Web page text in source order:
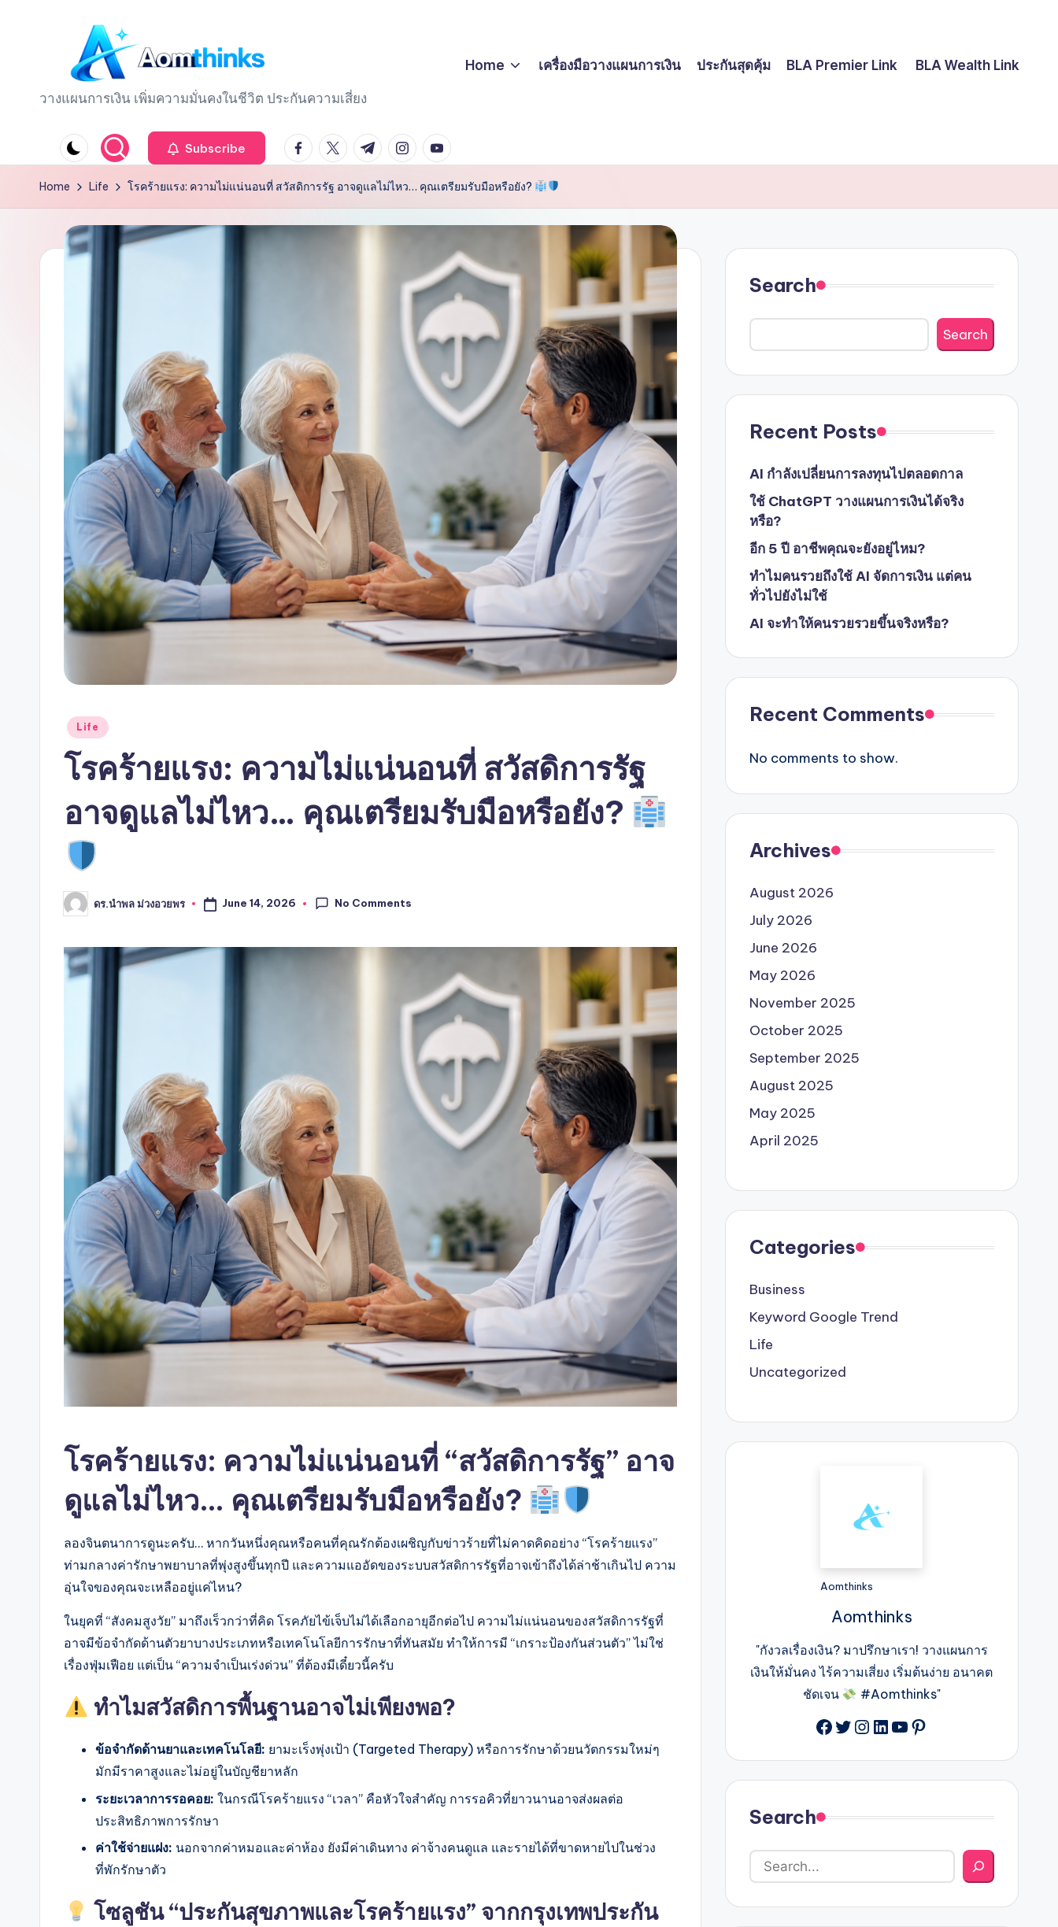
A
m
t
n
วางแผนการเงิน เพิ่มความมั่นคงในชีวิต ประกันความเสี่ยง
Home เครื่องมือวางแผนการเงิน ประกันสุดคุ้ม BLA Premier Link BLA Wealth Link
Subscribe Facebook
TwitterTelegramInstagram
Youtube
Home Life โรคร้ายแรง: ความไม่แน่นอนที่ สวัสดิการรัฐ อาจดูแลไม่ไหว… คุณเตรียมรับมือหรือยัง?
Posted
Life
โรคร้ายแรง: ความไม่แน่นอนที่ สวัสดิการรัฐ
อาจดูแลไม่ไหว… คุณเตรียมรับมือหรือยัง?
Posted
by
ดร.นำพล ม่วงอวยพร June 14, 2026 No Comments
โรคร้ายแรง: ความไม่แน่นอนที่ “สวัสดิการรัฐ” อาจ
ดูแลไม่ไหว… คุณเตรียมรับมือหรือยัง?
ลองจินตนาการดูนะครับ… หากวันหนึ่งคุณหรือคนที่คุณรักต้องเผชิญกับข่าวร้ายที่ไม่คาดคิดอย่าง “โรคร้ายแรง”
ท่ามกลางค่ารักษาพยาบาลที่พุ่งสูงขึ้นทุกปี และความแออัดของระบบสวัสดิการรัฐที่อาจเข้าถึงได้ล่าช้าเกินไป ความ
อุ่นใจของคุณจะเหลืออยู่แค่ไหน?
ในยุคที่ “สังคมสูงวัย” มาถึงเร็วกว่าที่คิด โรคภัยไข้เจ็บไม่ได้เลือกอายุอีกต่อไป ความไม่แน่นอนของสวัสดิการรัฐที่
อาจมีข้อจำกัดด้านตัวยาบางประเภทหรือเทคโนโลยีการรักษาที่ทันสมัย ทำให้การมี “เกราะป้องกันส่วนตัว” ไม่ใช่
เรื่องฟุ่มเฟือย แต่เป็น “ความจำเป็นเร่งด่วน” ที่ต้องมีเดี๋ยวนี้ครับ
ทำไมสวัสดิการพื้นฐานอาจไม่เพียงพอ?
ข้อจำกัดด้านยาและเทคโนโลยี: ยามะเร็งพุ่งเป้า (Targeted Therapy) หรือการรักษาด้วยนวัตกรรมใหม่ๆ
มักมีราคาสูงและไม่อยู่ในบัญชียาหลัก
ระยะเวลาการรอคอย: ในกรณีโรคร้ายแรง “เวลา” คือหัวใจสำคัญ การรอคิวที่ยาวนานอาจส่งผลต่อ
ประสิทธิภาพการรักษา
ค่าใช้จ่ายแฝง: นอกจากค่าหมอและค่าห้อง ยังมีค่าเดินทาง ค่าจ้างคนดูแล และรายได้ที่ขาดหายไปในช่วง
ที่พักรักษาตัว
โซลูชัน “ประกันสุขภาพและโรคร้ายแรง” จากกรุงเทพประกัน
Search
Search
Recent Posts
AI กำลังเปลี่ยนการลงทุนไปตลอดกาล
ใช้ ChatGPT วางแผนการเงินได้จริง
หรือ?
อีก 5 ปี อาชีพคุณจะยังอยู่ไหม?
ทำไมคนรวยถึงใช้ AI จัดการเงิน แต่คน
ทั่วไปยังไม่ใช้
AI จะทำให้คนรวยรวยขึ้นจริงหรือ?
Recent Comments
No comments to show.
Archives
August 2026
July 2026
June 2026
May 2026
November 2025
October 2025
September 2025
August 2025
May 2025
April 2025
Categories
Business
Keyword Google Trend
Life
Uncategorized
Aomthinks
Aomthinks
"กังวลเรื่องเงิน? มาปรึกษาเรา! วางแผนการ
เงินให้มั่นคง ไร้ความเสี่ยง เริ่มต้นง่าย อนาคต
ชัดเจน
#Aomthinks"
Facebook
Twitter
Instagram
LinkedIn
YouTube
Pinterest
Search